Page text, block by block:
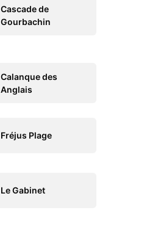
Cascade de
Gourbachin
Calanque des
Anglais
Fréjus Plage
Le Gabinet